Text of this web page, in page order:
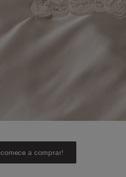
comece a comprar!